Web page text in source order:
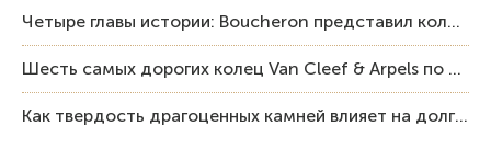
Четыре главы истории: Boucheron представил коллекцию «Nom: Boucheron, Prénom: Frédéric»
Шесть самых дорогих колец Van Cleef & Arpels по итогам аукционов Sotheby’s
Как твердость драгоценных камней влияет на долговечность ювелирных изделий